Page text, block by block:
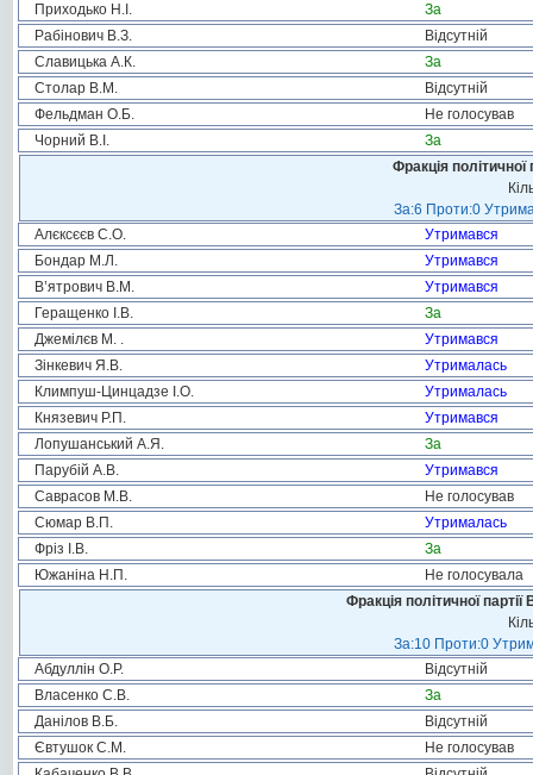
Приходько Н.І.
За
Рабінович В.З.
Відсутній
Славицька А.К.
За
Столар В.М.
Відсутній
Фельдман О.Б.
Не голосував
Чорний В.І.
За
Фракція
За:6 Проти:0
Алєксєєв С.О.
Утримався
Бондар М.Л.
Утримався
В’ятрович В.М.
Утримався
Геращенко І.В.
За
Джемілєв М. .
Утримався
Зінкевич Я.В.
Утрималась
Климпуш-Цинцадзе І.О.
Утрималась
Князевич Р.П.
Утримався
Лопушанський А.Я.
За
Парубій А.В.
Утримався
Саврасов М.В.
Не голосував
Сюмар В.П.
Утрималась
Фріз І.В.
За
Южаніна Н.П.
Не голосувала
Фракція політичної
За:10 Проти:0
Абдуллін О.Р.
Відсутній
Власенко С.В.
За
Данілов В.Б.
Відсутній
Євтушок С.М.
Не голосував